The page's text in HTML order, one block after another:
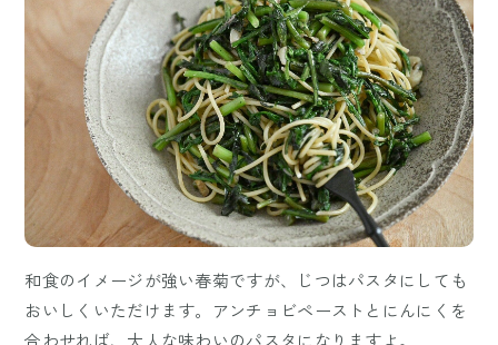
和食のイメージが強い春菊ですが、じつはパスタにしても
おいしくいただけます。アンチョビペーストとにんにくを